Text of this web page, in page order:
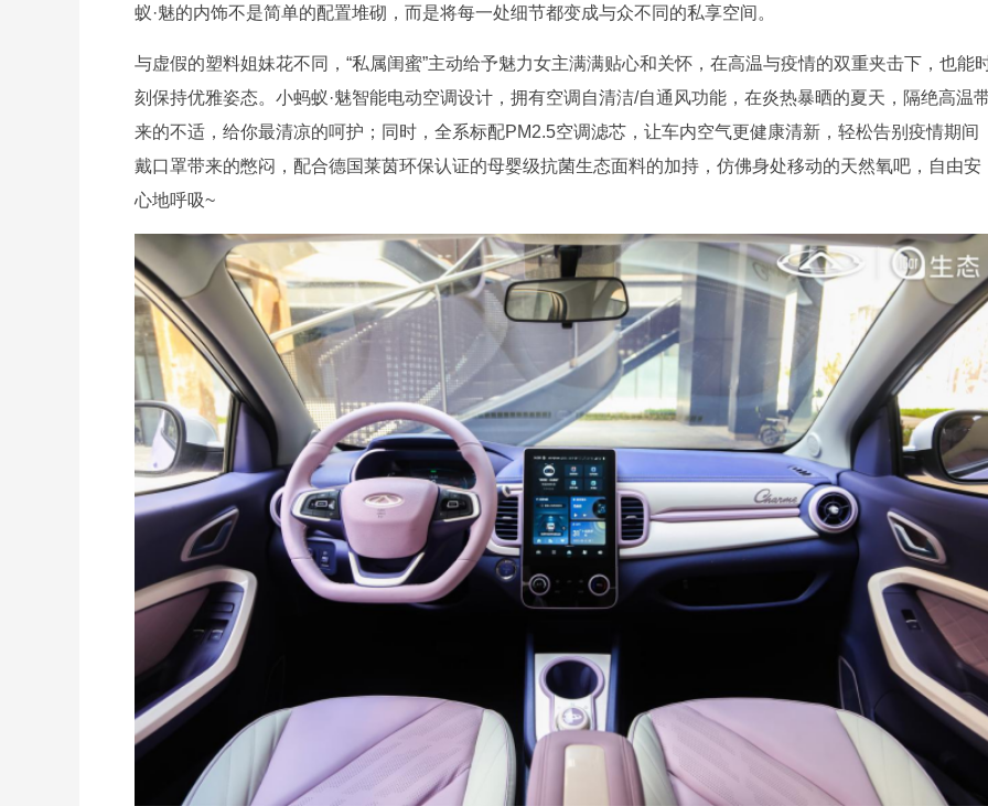
蚁·魅的内饰不是简单的配置堆砌，而是将每一处细节都变成与众不同的私享空间。
与虚假的塑料姐妹花不同，“私属闺蜜”主动给予魅力女主满满贴心和关怀，在高温与疫情的双重夹击下，也能
刻保持优雅姿态。小蚂蚁·魅智能电动空调设计，拥有空调自清洁/自通风功能，在炎热暴晒的夏天，隔绝高温
来的不适，给你最清凉的呵护；同时，全系标配PM2.5空调滤芯，让车内空气更健康清新，轻松告别疫情期间
戴口罩带来的憋闷，配合德国莱茵环保认证的母婴级抗菌生态面料的加持，仿佛身处移动的天然氧吧，自由安
心地呼吸~